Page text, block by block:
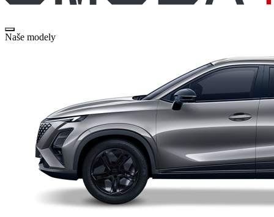
Naše modely